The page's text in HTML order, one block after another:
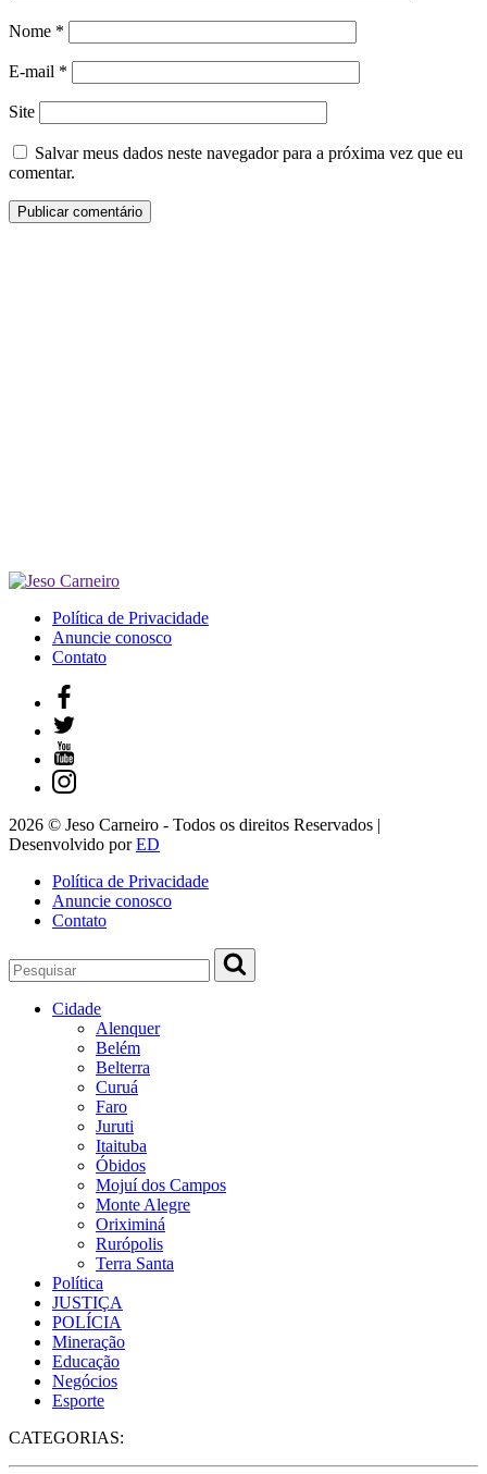
Nome *
E-mail *
Site
Salvar meus dados neste navegador para a próxima vez que eu
comentar.
Política de Privacidade
Anuncie conosco
Contato
2026 © Jeso Carneiro - Todos os direitos Reservados |
Desenvolvido porED
Política de Privacidade
Anuncie conosco
Contato
Cidade
Alenquer
Belém
Belterra
Curuá
Faro
Juruti
Itaituba
Óbidos
Mojuí dos Campos
Monte Alegre
Oriximiná
Rurópolis
Terra Santa
Política
JUSTIÇA
POLÍCIA
Mineração
Educação
Negócios
Esporte
CATEGORIAS: